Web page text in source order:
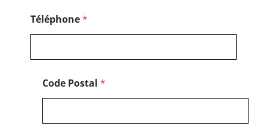
Téléphone*
Code Postal *